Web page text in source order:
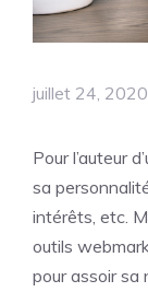
juillet 24, 2020
Pour l’auteur
sa
intérêts, etc.
outils
pour assoir sa